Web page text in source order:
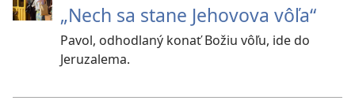
„Nech sa stane Jehovova vôľa“
Pavol, odhodlaný konať Božiu vôľu, ide do
Jeruzalema.